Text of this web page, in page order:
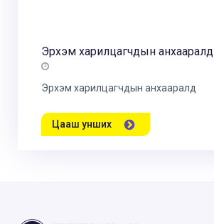
Эрхэм харилцагчдын анхааралд
Эрхэм харилцагчдын анхааралд
Цааш унших